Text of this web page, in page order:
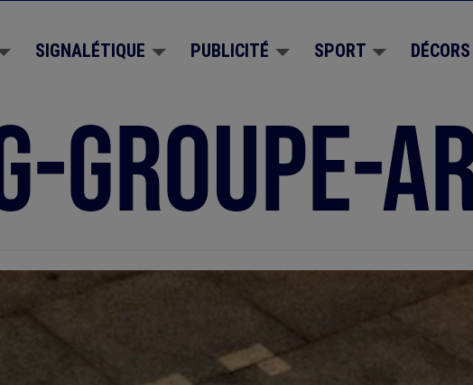
SIGNALÉTIQUE PUBLICITÉ SPORT DÉCORS
groupe-